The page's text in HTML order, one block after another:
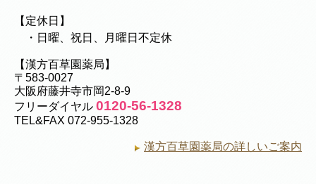
【定休日】
・日曜、祝日、月曜日不定休
【漢方百草園薬局】
〒583-0027
大阪府藤井寺市岡2-8-9
フリーダイヤル 0120-56-1328
TEL&FAX 072-955-1328
漢方百草園薬局の詳しいご案内